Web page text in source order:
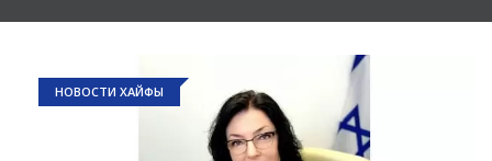
НОВОСТИ ХАЙФЫ